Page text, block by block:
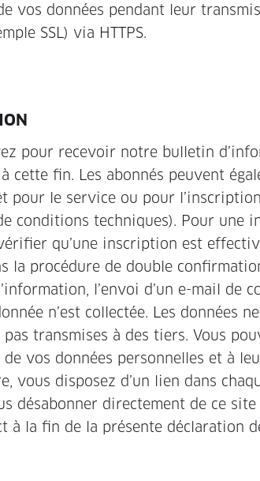
vos données pendant leur
SSL) via HTTPS.
pour recevoir notre bulletin
cette fin. Les abonnés peuvent
pour le service ou pour
conditions techniques). Pour une
qu’une inscription est
la procédure de double
l’envoi d’un e-mail de
n’est collectée. Les données
transmises à des tiers. Vous
de vos données personnelles et à
vous disposez d’un lien dans
désabonner directement de ce
à la fin de la présente déclaration